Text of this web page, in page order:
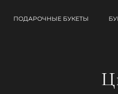
ПОДАРОЧНЫЕ БУКЕТЫ